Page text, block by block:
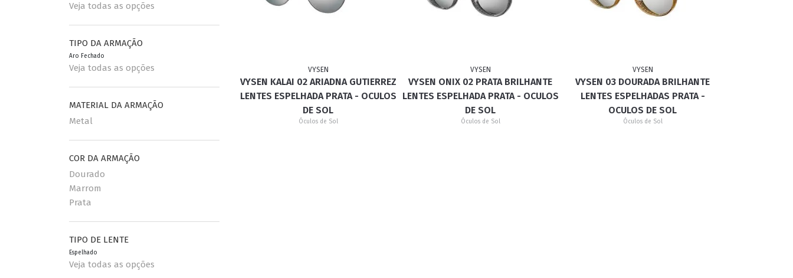
Veja todas as opções
TIPO DA ARMAÇÃO
Aro Fechado
Veja todas as opções
MATERIAL DA ARMAÇÃO
Metal
COR DA ARMAÇÃO
Dourado
Marrom
Prata
TIPO DE LENTE
Espelhado
Veja todas as opções
VYSEN
VYSEN KALAI 02 ARIADNA GUTIERREZ
LENTES ESPELHADA PRATA - OCULOS
DE SOL
Óculos de Sol
VYSEN
VYSEN ONIX 02 PRATA BRILHANTE
LENTES ESPELHADA PRATA - OCULOS
DE SOL
Óculos de Sol
VYSEN
VYSEN 03 DOURADA BRILHANTE
LENTES ESPELHADAS PRATA -
OCULOS DE SOL
Óculos de Sol